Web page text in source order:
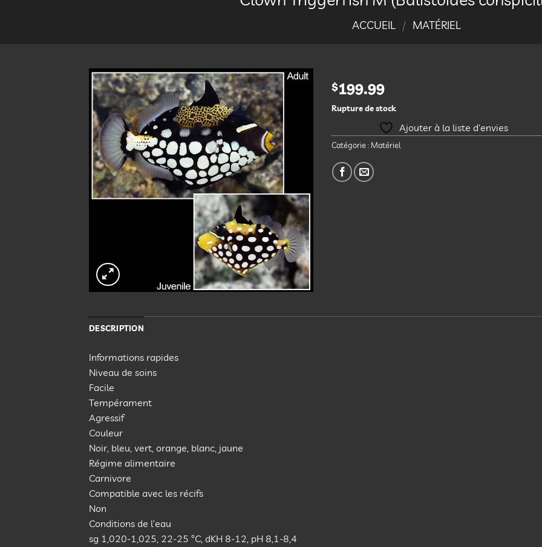
ACCUEIL / MATÉRIEL
Ajouter
à la
liste
d’envies
$199.99
Rupture de stock
Ajouter à la liste d’envies
Catégorie : Matériel
DESCRIPTION
Informations rapides
Niveau de soins
Facile
Tempérament
Agressif
Couleur
Noir, bleu, vert, orange, blanc, jaune
Régime alimentaire
Carnivore
Compatible avec les récifs
Non
Conditions de l’eau
sg 1,020-1,025, 22-25 °C, dKH 8-12, pH 8,1-8,4